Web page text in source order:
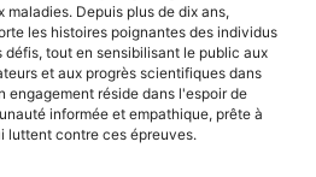
maladies. Depuis plus de dix ans,
les histoires poignantes des individus
défis, tout en sensibilisant le public aux
et aux progrès scientifiques dans
engagement réside dans l'espoir de
informée et empathique, prête à
luttent contre ces épreuves.